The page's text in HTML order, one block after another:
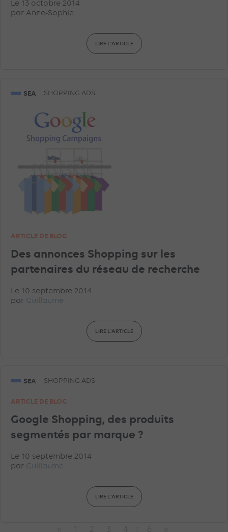
Le 13 octobre 2014
par Anne-Sophie
LIRE L'ARTICLE
SEA SHOPPING ADS
ARTICLE DE BLOG
Des annonces Shopping sur les
partenaires du réseau de recherche
Le 10 septembre 2014
par Guillaume
LIRE L'ARTICLE
SEA SHOPPING ADS
ARTICLE DE BLOG
Google Shopping, des produits
segmentés par marque ?
Le 10 septembre 2014
par Guillaume
LIRE L'ARTICLE